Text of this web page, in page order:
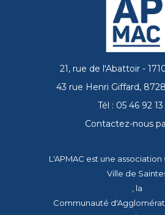
21, rue de l'Abattoir -
43 rue Henri Giffard,
Tél : 05 46 92
Contactez-nous
L'APMAC est une
Ville de
, la
Communauté